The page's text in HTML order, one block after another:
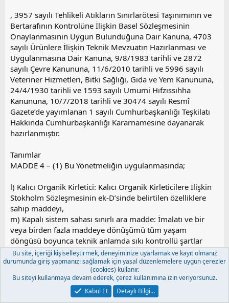
, 3957 sayılı Tehlikeli Atıkların Sınırlarötesi Taşınımının ve
Bertarafının Kontrolüne İlişkin Basel Sözleşmesinin
Onaylanmasının Uygun Bulunduğuna Dair Kanuna, 4703
sayılı Ürünlere İlişkin Teknik Mevzuatın Hazırlanması ve
Uygulanmasına Dair Kanuna, 9/8/1983 tarihli ve 2872
sayılı Çevre Kanununa, 11/6/2010 tarihli ve 5996 sayılı
Veteriner Hizmetleri, Bitki Sağlığı, Gıda ve Yem Kanununa,
24/4/1930 tarihli ve 1593 sayılı Umumi Hıfzıssıhha
Kanununa, 10/7/2018 tarihli ve 30474 sayılı Resmî
Gazete’de yayımlanan 1 sayılı Cumhurbaşkanlığı Teşkilatı
Hakkında Cumhurbaşkanlığı Kararnamesine dayanarak
hazırlanmıştır.
Tanımlar
MADDE 4 – (1) Bu Yönetmeliğin uygulanmasında;
l) Kalıcı Organik Kirletici: Kalıcı Organik Kirleticilere İlişkin
Stokholm Sözleşmesinin ek-D’sinde belirtilen özelliklere
sahip maddeyi,
m) Kapalı sistem sahası sınırlı ara madde: İmalatı ve bir
veya birden fazla maddeye dönüşümü tüm yaşam
döngüsü boyunca teknik anlamda sıkı kontrollü şartlar
altında aynı saha içerisinde gerçekleşen bir ya da daha
fazla maddeye dönüştürmek üzere imal edilen ve tüketilen
veya kimyasal işlemde kullanılan maddeyi,
s) Sözleşme: Kalıcı Organik Kirleticilere İlişkin Stockholm
Bu site, içeriği kişiselleştirmek, deneyiminize uyarlamak ve kayıt olmanız
durumunda giriş yapmanızı sağlamak için yasal düzenlemelere uygun çerezler
(cookies) kullanır.
Bu siteyi kullanmaya devam ederek, çerez kullanımına izin veriyorsunuz.
Kabul Et
Detaylı Bilgi…